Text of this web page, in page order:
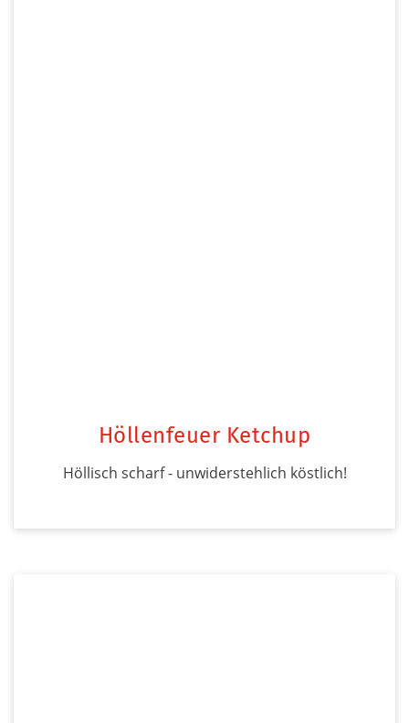
Höllenfeuer Ketchup
Höllisch scharf - unwiderstehlich köstlich!